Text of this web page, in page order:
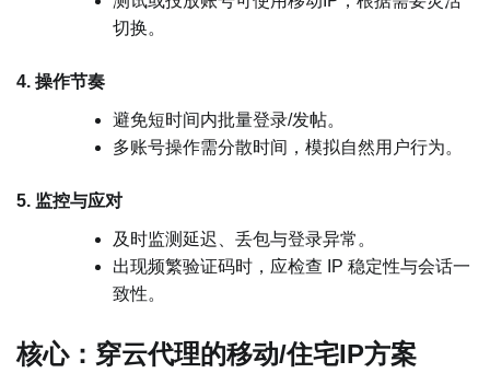
切换。
4. 操作节奏
避免短时间内批量登录/发帖。
多账号操作需分散时间，模拟自然用户行为。
5. 监控与应对
及时监测延迟、丢包与登录异常。
出现频繁验证码时，应检查 IP 稳定性与会话一
致性。
核心：穿云代理的移动/住宅IP方案